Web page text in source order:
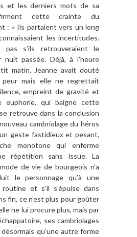
et les derniers mots de sa
cette crainte du
: « Ils partaient vers un long
les incertitudes.
pas s’ils retrouveraient le
passée. Déjà, à l’heure
matin, Jeanne avait douté
peur mais elle ne regrettait
empreint de gravité et
euphorie, qui baigne cette
retrouve dans la conclusion
cambriolage du héros
geste fastidieux et pesant,
monotone qui enferme
répétition sans issue. La
de vie de bourgeois n’a
le personnage qu’à une
et s’il s’épuise dans
fin, ce n’est plus pour goûter
ne lui procure plus, mais par
ses cambriolages
qu’une autre forme